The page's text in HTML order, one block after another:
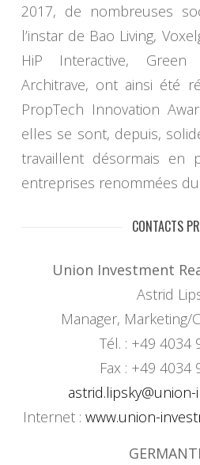
2017, de nombreuses
l’instar de Bao Living,
HiP Interactive,
Architrave, ont ainsi été
PropTech Innovation
elles se sont, depuis,
travaillent désormais en
entreprises renommées
CONTACTS
Union Investment
Astrid
Manager, Marketing/
Tél. : +49 4034
Fax : +49 4034
Internet : www.union-